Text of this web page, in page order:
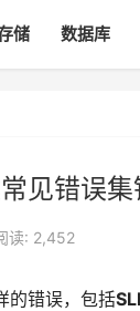
储 数据库
见错误集
读: 2,452
的错误，包括